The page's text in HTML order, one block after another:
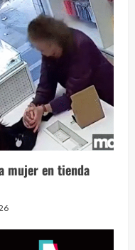
mujer en tienda